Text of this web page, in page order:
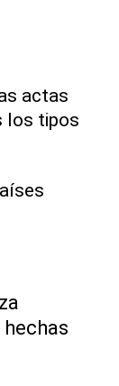
actas
los tipos